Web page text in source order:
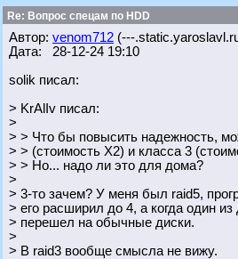
Re: Вопрос спецам по HDD
Автор: venom712 (---
Дата: 28-12-24 19:10
solik писал:
> KrAlIv писал:
>
> > Что бы повысить надежность,
> > (стоимость Х2) и класса 3
> > Но... надо ли это для дома?
>
> 3-то зачем? У меня был raid5,
> его расширил до 4, а когда один
> перешел на обычные диски.
>
> В raid3 вообще смысла не вижу.